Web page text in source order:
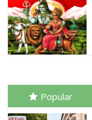
Popular